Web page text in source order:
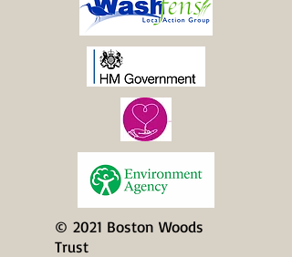
© 2021 Boston Woods
Trust